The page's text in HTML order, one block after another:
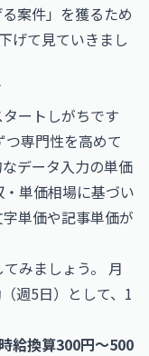
案件」を獲るため
げて見ていきまし
ートしがちです
専門性を高めて
データ入力の単価
単価相場に基づい
単価や記事単価が
みましょう。 月
週5日）として、1
給換算300円〜500